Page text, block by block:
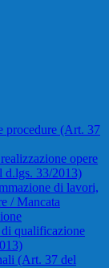
procedure (Art. 37
opere
d.lgs. 33/2013)
di lavori,
/ Mancata
qualificazione
(Art. 37 del